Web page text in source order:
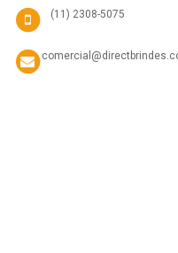
(11) 2308-5075